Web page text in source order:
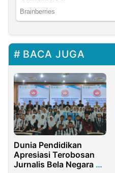
BACA JUGA
Dunia Pendidikan
Apresiasi Terobosan
Jurnalis Bela Negara di